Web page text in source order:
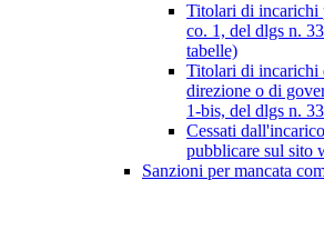
Titolari di incarichi
co. 1, del dlgs n.
tabelle)
Titolari di incarichi
direzione o di
1-bis, del dlgs n.
Cessati
pubblicare sul sito
Sanzioni per mancata